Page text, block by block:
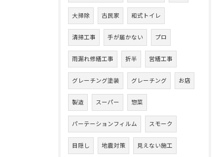
大掃除 古民家 和式トイレ
清掃工事 手が届かない プロ
雨漏れ修繕工事 折半 営繕工事
グレーチング塗装 グレーチング お店
製造 スーパー 惣菜
パーテーションフィルム スモーク
目隠し 地震対策 見えない施工